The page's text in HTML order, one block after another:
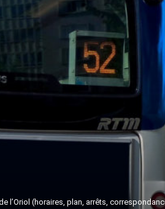
l’Oriol (horaires, plan, arrêts,